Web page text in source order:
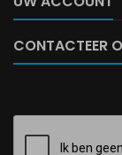
CONTACTEER